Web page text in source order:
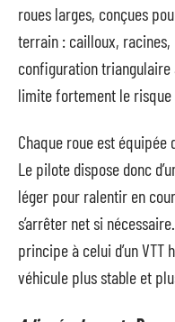
roues larges, conçues
terrain : cailloux,
configuration
limite fortement le risque
Chaque roue est équipée
Le pilote dispose donc
léger pour ralentir en
s’arrêter net si
principe à celui d’un
véhicule plus stable et